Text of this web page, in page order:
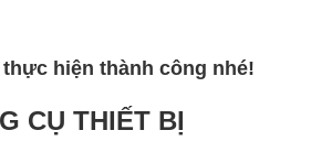
hiện thành công nhé!
CỤ THIẾT BỊ